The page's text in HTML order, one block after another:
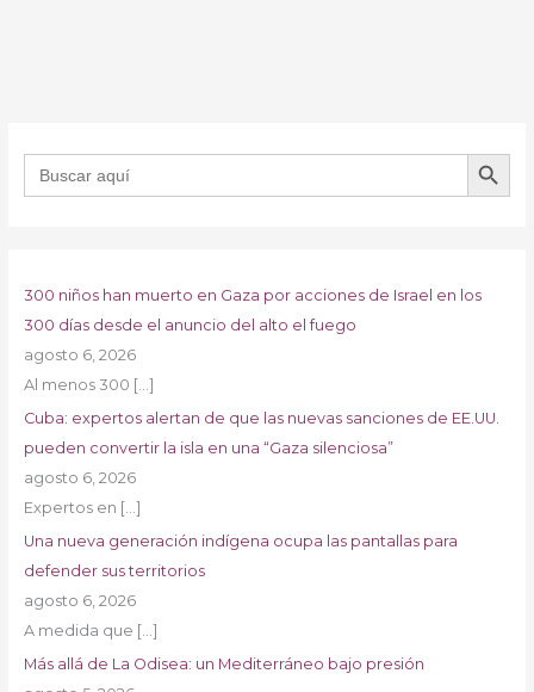
Buscar: BOTÓN DE
300 niños han muerto en Gaza por acciones de Israel en los
300 días desde el anuncio del alto el fuego
agosto 6, 2026
Al menos 300 […]
Cuba: expertos alertan de que las nuevas sanciones de EE.UU.
pueden convertir la isla en una “Gaza silenciosa”
agosto 6, 2026
Expertos en […]
Una nueva generación indígena ocupa las pantallas para
defender sus territorios
agosto 6, 2026
A medida que […]
Más allá de La Odisea: un Mediterráneo bajo presión